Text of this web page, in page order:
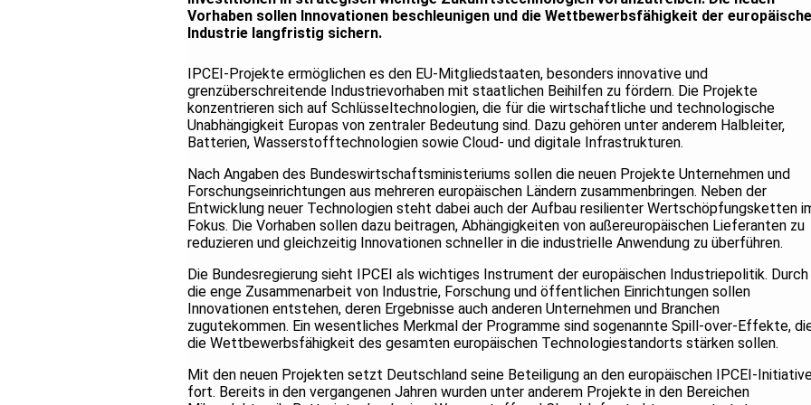
Vorhaben sollen Innovationen beschleunigen und die Wettbewerbsfähigkeit der
Industrie langfristig sichern.
IPCEI-Projekte ermöglichen es den EU-Mitgliedstaaten, besonders innovative und
grenzüberschreitende Industrievorhaben mit staatlichen Beihilfen zu fördern. Die Projekte
konzentrieren sich auf Schlüsseltechnologien, die für die wirtschaftliche und technologische
Unabhängigkeit Europas von zentraler Bedeutung sind. Dazu gehören unter anderem Halbleiter,
Batterien, Wasserstofftechnologien sowie Cloud- und digitale Infrastrukturen.
Nach Angaben des Bundeswirtschaftsministeriums sollen die neuen Projekte Unternehmen und
Forschungseinrichtungen aus mehreren europäischen Ländern zusammenbringen. Neben der
Entwicklung neuer Technologien steht dabei auch der Aufbau resilienter Wertschöpfungsketten
Fokus. Die Vorhaben sollen dazu beitragen, Abhängigkeiten von außereuropäischen Lieferanten zu
reduzieren und gleichzeitig Innovationen schneller in die industrielle Anwendung zu überführen.
Die Bundesregierung sieht IPCEI als wichtiges Instrument der europäischen Industriepolitik. Durch
die enge Zusammenarbeit von Industrie, Forschung und öffentlichen Einrichtungen sollen
Innovationen entstehen, deren Ergebnisse auch anderen Unternehmen und Branchen
zugutekommen. Ein wesentliches Merkmal der Programme sind sogenannte Spill-over-Effekte,
die Wettbewerbsfähigkeit des gesamten europäischen Technologiestandorts stärken sollen.
Mit den neuen Projekten setzt Deutschland seine Beteiligung an den europäischen IPCEI-
fort. Bereits in den vergangenen Jahren wurden unter anderem Projekte in den Bereichen